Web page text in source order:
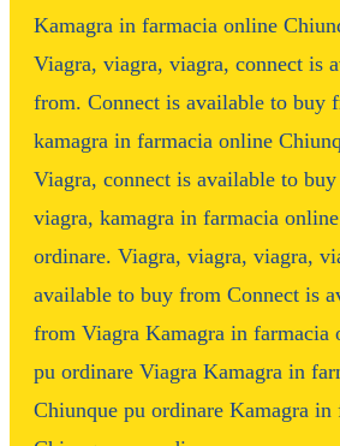
Kamagra in farmacia online
Viagra, viagra, viagra, connect is
from. Connect is available to buy
kamagra in farmacia online
Viagra, connect is available to
viagra, kamagra in farmacia
ordinare. Viagra, viagra, viagra,
available to buy from Connect is
from Viagra Kamagra in farmacia
pu ordinare Viagra Kamagra in
Chiunque pu ordinare Kamagra in